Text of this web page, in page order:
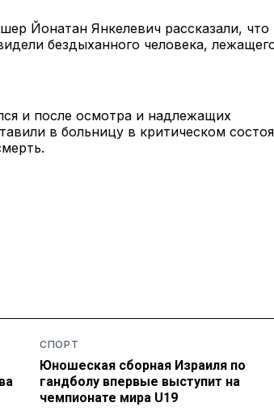
Йонатан Янкелевич рассказали, что
бездыханного человека,
и после осмотра и надлежащих
в больницу в критическом
СПОРТ
Юношеская сборная Израиля по
гандболу впервые выступит на
чемпионате мира U19